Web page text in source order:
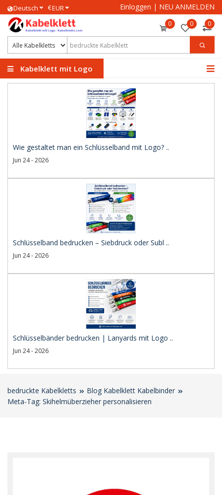
Deutsch €EUR Einloggen | NEU ANMELDEN
0 0 0
Kabelklett mit Logo
Wie gestaltet man ein Schlüsselband mit Logo? ..
Jun 24 - 2026
Schlüsselband bedrucken – Siebdruck oder Subl ..
Jun 24 - 2026
Schlüsselbänder bedrucken | Lanyards mit Logo ..
Jun 24 - 2026
bedruckte Kabelkletts
Blog Kabelklett Kabelbinder
Meta-Tag: Skihelmüberzieher personalisieren